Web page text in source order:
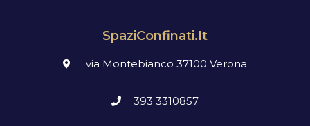
SpaziConfinati.it
via Montebianco 37100 Verona
393 3310857